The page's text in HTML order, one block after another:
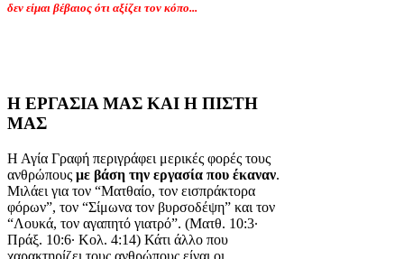
δεν είμαι βέβαιος ότι αξίζει τον κόπο...
Η ΕΡΓΑΣΙΑ ΜΑΣ ΚΑΙ Η ΠΙΣΤΗ
ΜΑΣ
Η Αγία Γραφή περιγράφει μερικές φορές τους
ανθρώπους με βάση την εργασία που έκαναν.
Μιλάει για τον “Ματθαίο, τον εισπράκτορα
φόρων”, τον “Σίμωνα τον βυρσοδέψη” και τον
“Λουκά, τον αγαπητό γιατρό”. (Ματθ. 10:3·
Πράξ. 10:6· Κολ. 4:14) Κάτι άλλο που
χαρακτηρίζει τους ανθρώπους είναι οι